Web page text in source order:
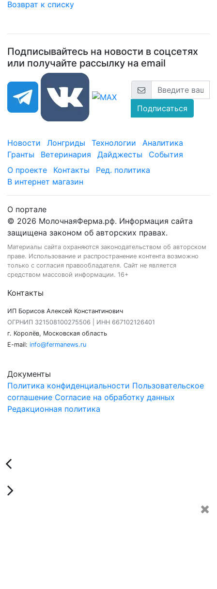
Возврат к списку
Подписывайтесь на новости в соцсетях
или получайте рассылку на email
Подписаться
Новости Лонгриды Технологии
Аналитика
Гранты
Ветеринария Дайджесты
События
О проекте
Контакты
Ред. политика
В интернет магазин
О портале
© 2026 МолочнаяФерма.рф. Информация сайта
защищена законом об авторских правах.
Материалы сайта охраняются законодательством об авторском
праве. Использование и распространение контента возможно
только с согласия правообладателя. Сайт не является
средством массовой информации. 16+
Контакты
ИП Борисов Алексей Константинович
ОГРНИП 321508100275506 | ИНН 667102126401
г. Королёв, Московская область
E-mail: info@fermanews.ru
Документы
Политика конфиденциальности Пользовательское
соглашение Согласие на обработку данных
Редакционная политика